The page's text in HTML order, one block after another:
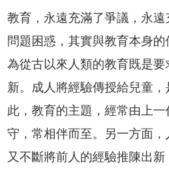
教育，永遠充滿了爭議，永
問題困惑，其實與教育本身
為從古以來人類的教育既是要
新。成人將經驗傳授給兒童
此，教育的主題，經常由上
守，常相伴而至。另一方面，
又不斷將前人的經驗推陳出